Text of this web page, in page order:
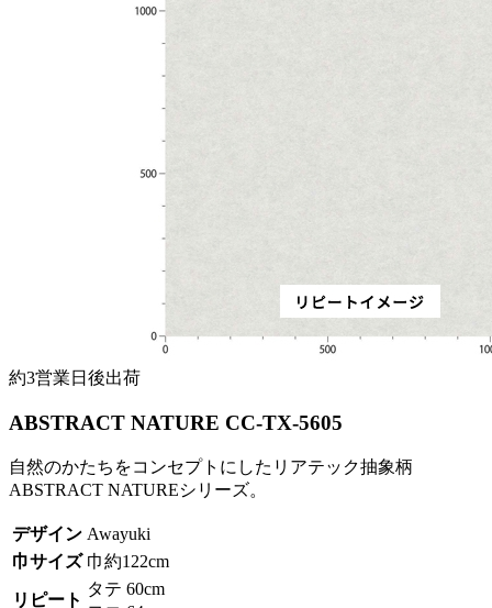
約3営業日後出荷
ABSTRACT NATURE CC-TX-5605
自然のかたちをコンセプトにしたリアテック抽象柄
ABSTRACT NATUREシリーズ。
デザイン Awayuki
巾サイズ 巾約122cm
リピート
タテ 60cm